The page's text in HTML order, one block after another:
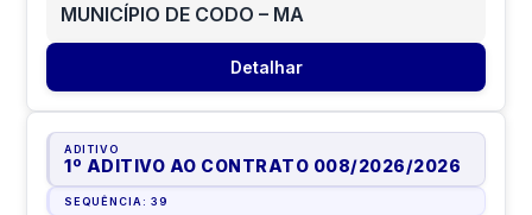
MUNICÍPIO DE CODO – MA
Detalhar
ADITIVO
1º ADITIVO AO CONTRATO 008/2026/2026
SEQUÊNCIA:39